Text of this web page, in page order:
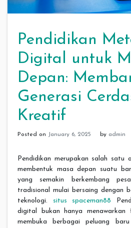
Pendidikan
Digital untuk
Depan:
Generasi
Kreatif
Posted on January 6, 2025 by admin
Pendidikan merupakan salah satu
membentuk masa depan suatu
yang semakin berkembang
tradisional mulai bersaing dengan
teknologi. situs spaceman88
digital bukan hanya
membuka berbagai peluang